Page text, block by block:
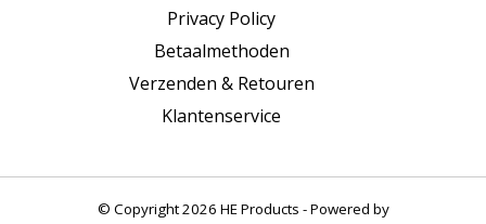
Privacy Policy
Betaalmethoden
Verzenden & Retouren
Klantenservice
© Copyright 2026 HE Products - Powered by